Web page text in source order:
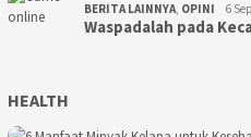
BERITA LAINNYA, OPINI 6
Waspadalah pada
HEALTH